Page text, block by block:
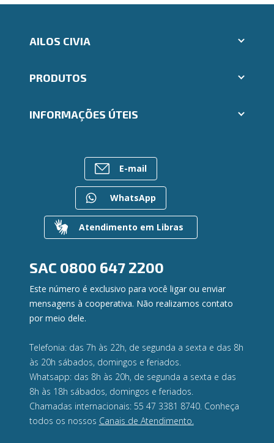
AILOS CIVIA
Indique um amigo
Trabalhe Conosco
Ailos Educação
Gerenciar Cookies
PRODUTOS
Consórcios
Para empresas
INFORMAÇÕES ÚTEIS
Postos de Atendimento
Regularização de dívidas
Valores a Receber
Contato
Canal de Ética
Ouvidoria
E-mail
WhatsApp
Atendimento em Libras
SAC 0800 647 2200
Este número é exclusivo para você ligar ou enviar
mensagens à cooperativa. Não realizamos contato
por meio dele.
Telefonia: das 7h às 22h, de segunda a sexta e das 8h
às 20h sábados, domingos e feriados.
Whatsapp: das 8h às 20h, de segunda a sexta e das
8h às 18h sábados, domingos e feriados.
Chamadas internacionais: 55 47 3381 8740. Conheça
todos os nossos Canais de Atendimento.